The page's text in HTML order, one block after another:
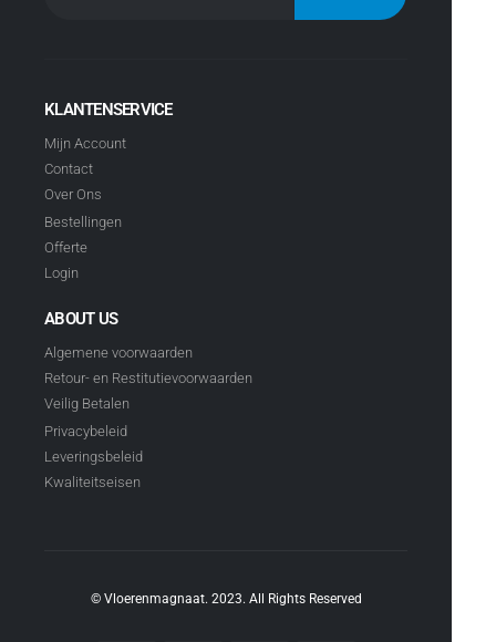
KLANTENSERVICE
Mijn Account
Contact
Over Ons
Bestellingen
Offerte
Login
ABOUT US
Algemene voorwaarden
Retour- en Restitutievoorwaarden
Veilig Betalen
Privacybeleid
Leveringsbeleid
Kwaliteitseisen
© Vloerenmagnaat. 2023. All Rights Reserved